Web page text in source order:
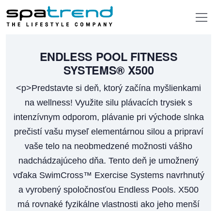
ENDLESS POOL FITNESS
SYSTEMS® X500
<p>Predstavte si deň, ktorý začína myšlienkami
na wellness! Využite silu plávacích trysiek s
intenzívnym odporom, plávanie pri východe slnka
prečistí vašu myseľ elementárnou silou a pripraví
vaše telo na neobmedzené možnosti vášho
nadchádzajúceho dňa. Tento deň je umožnený
vďaka SwimCross™ Exercise Systems navrhnutý
a vyrobený spoločnosťou Endless Pools. X500
má rovnaké fyzikálne vlastnosti ako jeho menší